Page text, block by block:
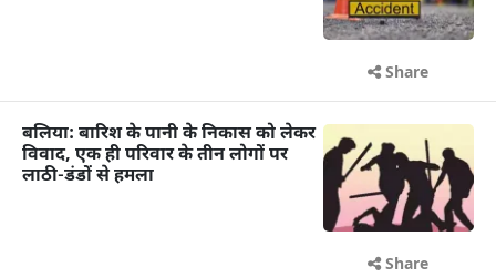
Share
बलिया: बारिश के पानी के निकास को लेकर
विवाद, एक ही परिवार के तीन लोगों पर
लाठी-डंडों से हमला
Share